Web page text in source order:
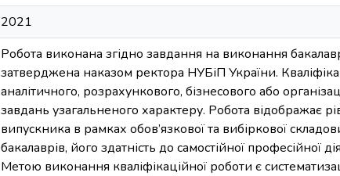
2021
Робота виконана згідно завдання на виконання
затверджена наказом ректора НУБіП України.
аналітичного, розрахункового, бізнесового або
завдань узагальненого характеру. Робота відображає
випускника в рамках обов’язкової та вибіркової
бакалаврів, його здатність до самостійної професійної
Метою виконання кваліфікаційної роботи є